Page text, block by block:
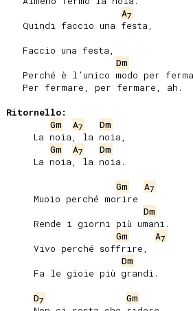
A7
Dm
Ritornello:
Gm
A7
Dm
Gm
A7
Dm
Gm
A7
Dm
Gm
A7
Dm
D7
Gm